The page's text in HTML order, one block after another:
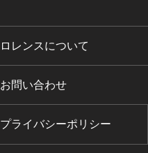
ロレンスについて
お問い合わせ
プライバシーポリシー